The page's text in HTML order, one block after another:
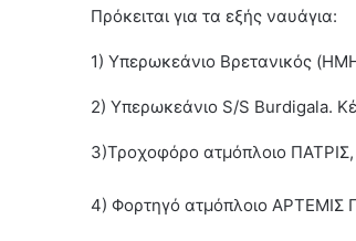
Πρόκειται για τα εξής ναυάγια:
1) Υπερωκεάνιο Βρετανικός
2) Υπερωκεάνιο S/S Burdigala.
3)Τροχοφόρο ατμόπλοιο
4) Φορτηγό ατμόπλοιο ΑΡΤΕΜΙΣ